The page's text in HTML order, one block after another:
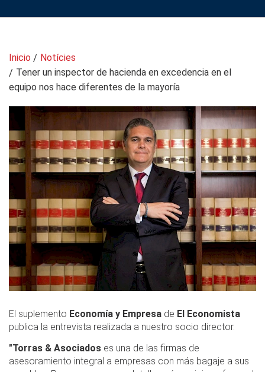
Inicio
Notícies
Tener un inspector de hacienda en excedencia en el
equipo nos hace diferentes de la mayoría
El suplemento Economía y Empresa de El Economista
publica la entrevista realizada a nuestro socio director.
"Torras & Asociados es una de las firmas de
asesoramiento integral a empresas con más bagaje a sus